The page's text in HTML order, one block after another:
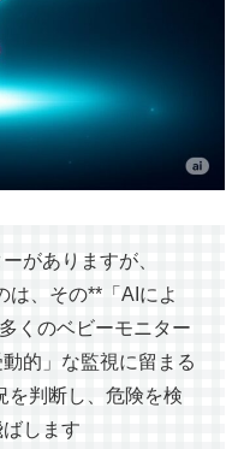
がありますが、
は、その**「AIによ
くのベビーモニター
的」な監視に留まる
を判断し、危険を検
します